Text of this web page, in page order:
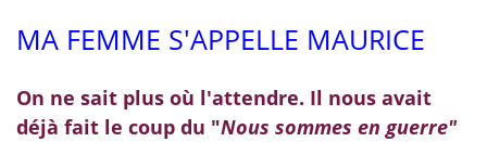
MA FEMME S'APPELLE MAURICE
On ne sait plus où l'attendre. Il nous avait
déjà fait le coup du "Nous sommes en guerre"